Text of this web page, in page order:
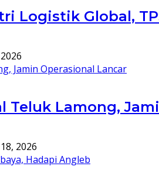
Logistik Global,
Teluk Lamong,
2026